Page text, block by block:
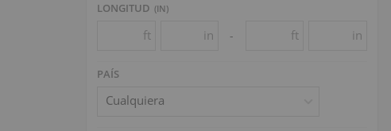
LONGITUD (IN)
ft in - ft in
PAÍS
Cualquiera